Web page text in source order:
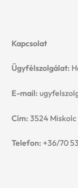
Kapcsolat
Ügyfélszolgálat:
E-mail:
Cím: 3524 Miskolc
Telefon: +36/70